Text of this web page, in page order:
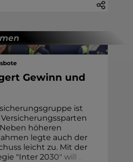
Gewinn und
ist
höheren
legte auch der
leicht zu. Mit der
"Inter 2030" will